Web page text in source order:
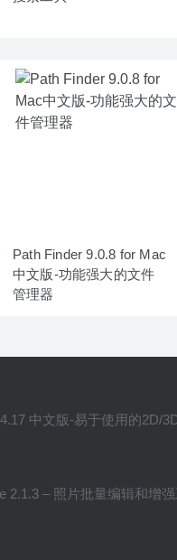
Path Finder 9.0.8 for Mac
中文版-功能强大的文件
管理器
中文版-易于使用的2D/
2.1.3 – 照片批量编辑和增